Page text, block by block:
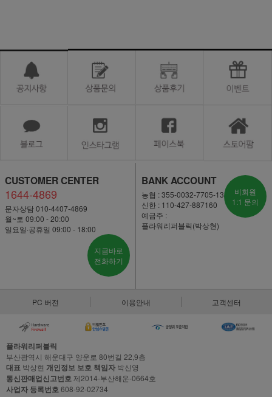
CUSTOMER CENTER
1644-4869
문자상담 010-4407-4869
월~토 09:00 - 20:00
일요일·공휴일 09:00 - 18:00
지금바로
전화하기
BANK ACCOUNT
농협 : 355-0032-7705-13
신한 : 110-427-887160
예금주 :
플라워리퍼블릭(박상현)
비회원
1:1 문의
PC 버전 이용안내 고객센터
플라워리퍼블릭
부산광역시 해운대구 양운로 80번길 22,9층
대표 박상현 개인정보 보호 책임자 박신영
통신판매업신고번호제2014-부산해운-0664호
사업자 등록번호608-92-02734